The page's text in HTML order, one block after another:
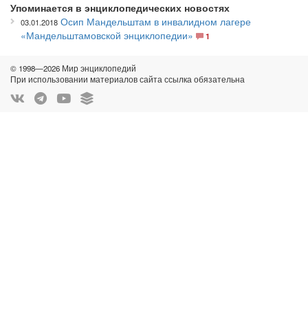
Упоминается в энциклопедических новостях
03.01.2018 Осип Мандельштам в инвалидном лагере
«Мандельштамовской энциклопедии»
1
© 1998—2026 Мир энциклопедий
При использовании материалов сайта ссылка обязательна